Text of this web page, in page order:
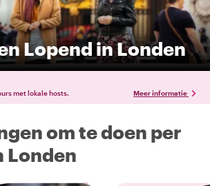
Lopend in Londen
met lokale hosts. Meer informatie
om te doen per
Londen